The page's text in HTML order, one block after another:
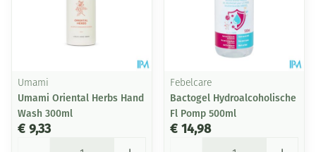
Umami
Umami Oriental Herbs Hand
Wash 300ml
€ 9,33
Febelcare
Bactogel Hydroalcoholische
Fl Pomp 500ml
€ 14,98